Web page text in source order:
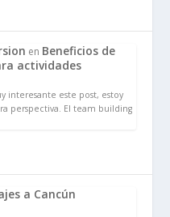
en Beneficios de
actividades
interesante este post, estoy
perspectiva. El team building
a Cancún